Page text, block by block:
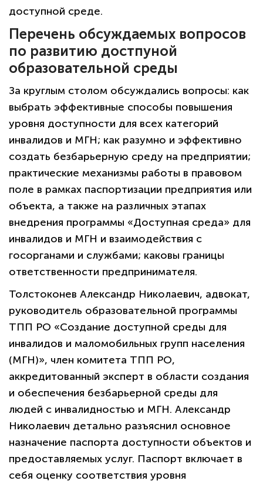
конфиденциальности сайта
доступной среде.
Перечень обсуждаемых вопросов
по развитию достпуной
образовательной среды
За круглым столом обсуждались вопросы: как
выбрать эффективные способы повышения
уровня доступности для всех категорий
инвалидов и МГН; как разумно и эффективно
создать безбарьерную среду на предприятии;
практические механизмы работы в правовом
поле в рамках паспортизации предприятия или
объекта, а также на различных этапах
внедрения программы «Доступная среда» для
инвалидов и МГН и взаимодействия с
госорганами и службами; каковы границы
ответственности предпринимателя.
Толстоконев Александр Николаевич, адвокат,
руководитель образовательной программы
ТПП РО «Создание доступной среды для
инвалидов и маломобильных групп населения
(МГН)», член комитета ТПП РО,
аккредитованный эксперт в области создания
и обеспечения безбарьерной среды для
людей с инвалидностью и МГН. Александр
Николаевич детально разъяснил основное
назначение паспорта доступности объектов и
предоставляемых услуг. Паспорт включает в
себя оценку соответствия уровня